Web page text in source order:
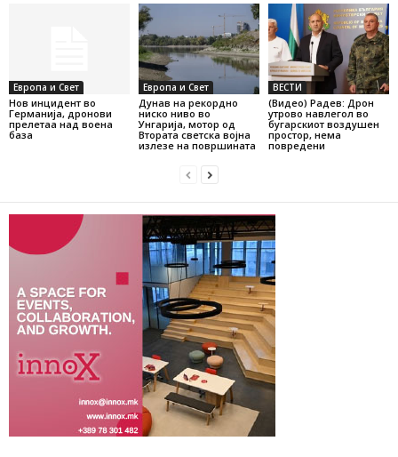
Европа и Свет
Нов инцидент во
Германија, дронови
прелетаа над воена
база
Европа и Свет
Дунав на рекордно
ниско ниво во
Унгарија, мотор од
Втората светска војна
излезе на површината
ВЕСТИ
(Видео) Радев: Дрон
утрово навлегол во
бугарскиот воздушен
простор, нема
повредени